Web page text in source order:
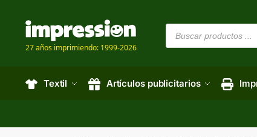
27 años imprimiendo: 1999-2026
Textil Artículos publicitarios